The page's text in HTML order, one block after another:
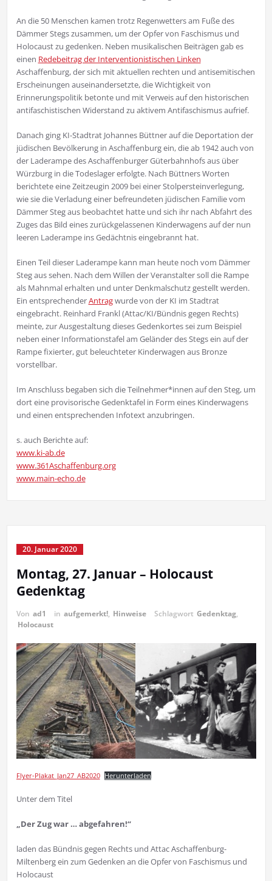
An die 50 Menschen kamen trotz Regenwetters am Fuße des
Dämmer Stegs zusammen, um der Opfer von Faschismus und
Holocaust zu gedenken. Neben musikalischen Beiträgen gab es
einen Redebeitrag der Interventionistischen Linken
Aschaffenburg, der sich mit aktuellen rechten und antisemitischen
Erscheinungen auseinandersetzte, die Wichtigkeit von
Erinnerungspolitik betonte und mit Verweis auf den historischen
antifaschistischen Widerstand zu aktivem Antifaschismus aufrief.
Danach ging KI-Stadtrat Johannes Büttner auf die Deportation der
jüdischen Bevölkerung in Aschaffenburg ein, die ab 1942 auch von
der Laderampe des Aschaffenburger Güterbahnhofs aus über
Würzburg in die Todeslager erfolgte. Nach Büttners Worten
berichtete eine Zeitzeugin 2009 bei einer Stolpersteinverlegung,
wie sie die Verladung einer befreundeten jüdischen Familie vom
Dämmer Steg aus beobachtet hatte und sich ihr nach Abfahrt des
Zuges das Bild eines zurückgelassenen Kinderwagens auf der nun
leeren Laderampe ins Gedächtnis eingebrannt hat.
Einen Teil dieser Laderampe kann man heute noch vom Dämmer
Steg aus sehen. Nach dem Willen der Veranstalter soll die Rampe
als Mahnmal erhalten und unter Denkmalschutz gestellt werden.
Ein entsprechenderAntragwurde von der KI im Stadtrat
eingebracht. Reinhard Frankl (Attac/KI/Bündnis gegen Rechts)
meinte, zur Ausgestaltung dieses Gedenkortes sei zum Beispiel
neben einer Informationstafel am Geländer des Stegs ein auf der
Rampe fixierter, gut beleuchteter Kinderwagen aus Bronze
vorstellbar.
Im Anschluss begaben sich die Teilnehmer*innen auf den Steg, um
dort eine provisorische Gedenktafel in Form eines Kinderwagens
und einen entsprechenden Infotext anzubringen.
s. auch Berichte auf:
www.ki-ab.de
www.361Aschaffenburg.org
www.main-echo.de
20. Januar 2020
Montag, 27. Januar – Holocaust
Gedenktag
Von ad1 in aufgemerkt!, Hinweise Schlagwort Gedenktag,
Holocaust
Flyer-Plakat_Jan27_AB2020 Herunterladen
Unter dem Titel
„Der Zug war … abgefahren!“
laden das Bündnis gegen Rechts und Attac Aschaffenburg-
Miltenberg ein zum Gedenken an die Opfer von Faschismus und
Holocaust